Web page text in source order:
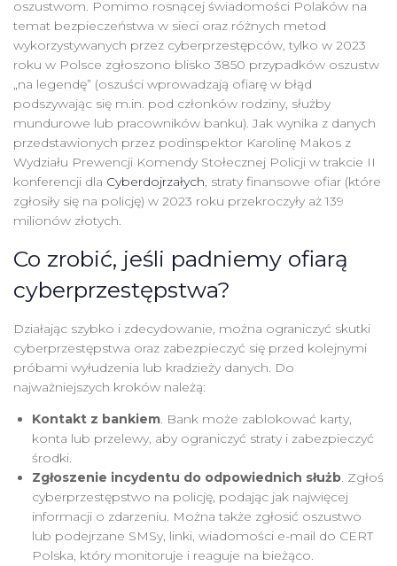
oszustwom. Pomimo rosnącej świadomości Polaków na
temat bezpieczeństwa w sieci oraz różnych metod
wykorzystywanych przez cyberprzestępców, tylko w 2023
roku w Polsce zgłoszono blisko 3850 przypadków oszustw
„na legendę” (oszuści wprowadzają ofiarę w błąd
podszywając się m.in. pod członków rodziny, służby
mundurowe lub pracowników banku). Jak wynika z danych
przedstawionych przez podinspektor Karolinę Makos z
Wydziału Prewencji Komendy Stołecznej Policji w trakcie II
konferencji dla Cyberdojrzałych, straty finansowe ofiar (które
zgłosiły się na policję) w 2023 roku przekroczyły aż 139
milionów złotych.
Co zrobić, jeśli padniemy ofiarą
cyberprzestępstwa?
Działając szybko i zdecydowanie, można ograniczyć skutki
cyberprzestępstwa oraz zabezpieczyć się przed kolejnymi
próbami wyłudzenia lub kradzieży danych. Do
najważniejszych kroków należą:
Kontakt z bankiem. Bank może zablokować karty,
konta lub przelewy, aby ograniczyć straty i zabezpieczyć
środki.
Zgłoszenie incydentu do odpowiednich służb. Zgłoś
cyberprzestępstwo na policję, podając jak najwięcej
informacji o zdarzeniu. Można także zgłosić oszustwo
lub podejrzane SMSy, linki, wiadomości e-mail do CERT
Polska, który monitoruje i reaguje na bieżąco.